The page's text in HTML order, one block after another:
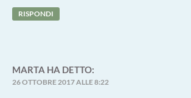
RISPONDI
MARTA HA DETTO:
26 OTTOBRE 2017 ALLE 8:22